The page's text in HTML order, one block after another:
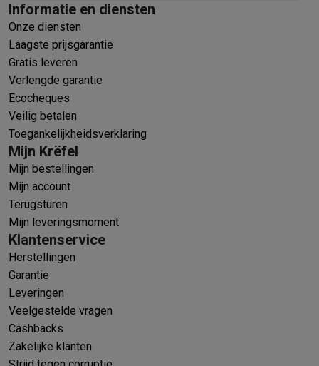
Informatie en diensten
Onze diensten
Laagste prijsgarantie
Gratis leveren
Verlengde garantie
Ecocheques
Veilig betalen
Toegankelijkheidsverklaring
Mijn Krëfel
Mijn bestellingen
Mijn account
Terugsturen
Mijn leveringsmoment
Klantenservice
Herstellingen
Garantie
Leveringen
Veelgestelde vragen
Cashbacks
Zakelijke klanten